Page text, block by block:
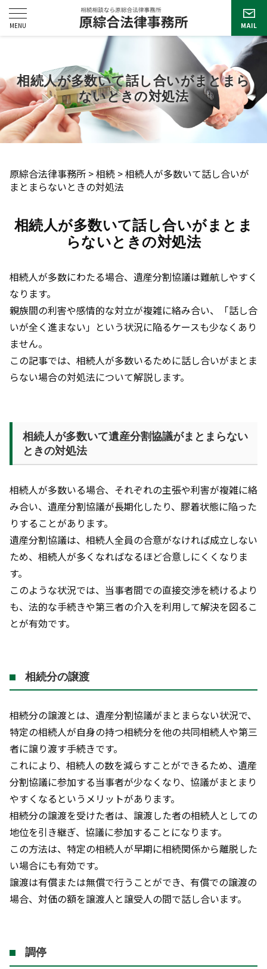
相続人が多数いて話し合いがまとまら
ないときの対処法
原綜合法律事務所 >相続 >相続人が多数いて話し合いが
まとまらないときの対処法
相続人が多数いて話し合いがまとま
らないときの対処法
相続人が多数にわたる場合、遺産分割協議は難航しやすく
なります。
親族間の利害や感情的な対立が複雑に絡み合い、「話し合
いが全く進まない」という状況に陥るケースも少なくあり
ません。
この記事では、相続人が多数いるために話し合いがまとま
らない場合の対処法について解説します。
相続人が多数いて遺産分割協議がまとまらない
ときの対処法
相続人が多数いる場合、それぞれの主張や利害が複雑に絡
み合い、遺産分割協議が長期化したり、膠着状態に陥った
りすることがあります。
遺産分割協議は、相続人全員の合意がなければ成立しない
ため、相続人が多くなればなるほど合意しにくくなりま
す。
このような状況では、当事者間での直接交渉を続けるより
も、法的な手続きや第三者の介入を利用して解決を図るこ
とが有効です。
相続分の譲渡
相続分の譲渡とは、遺産分割協議がまとまらない状況で、
特定の相続人が自身の持つ相続分を他の共同相続人や第三
者に譲り渡す手続きです。
これにより、相続人の数を減らすことができるため、遺産
分割協議に参加する当事者が少なくなり、協議がまとまり
やすくなるというメリットがあります。
相続分の譲渡を受けた者は、譲渡した者の相続人としての
地位を引き継ぎ、協議に参加することになります。
この方法は、特定の相続人が早期に相続関係から離脱した
い場合にも有効です。
譲渡は有償または無償で行うことができ、有償での譲渡の
場合、対価の額を譲渡人と譲受人の間で話し合います。
調停